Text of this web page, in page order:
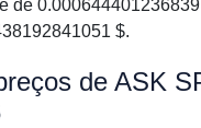
de
$.
de ASK